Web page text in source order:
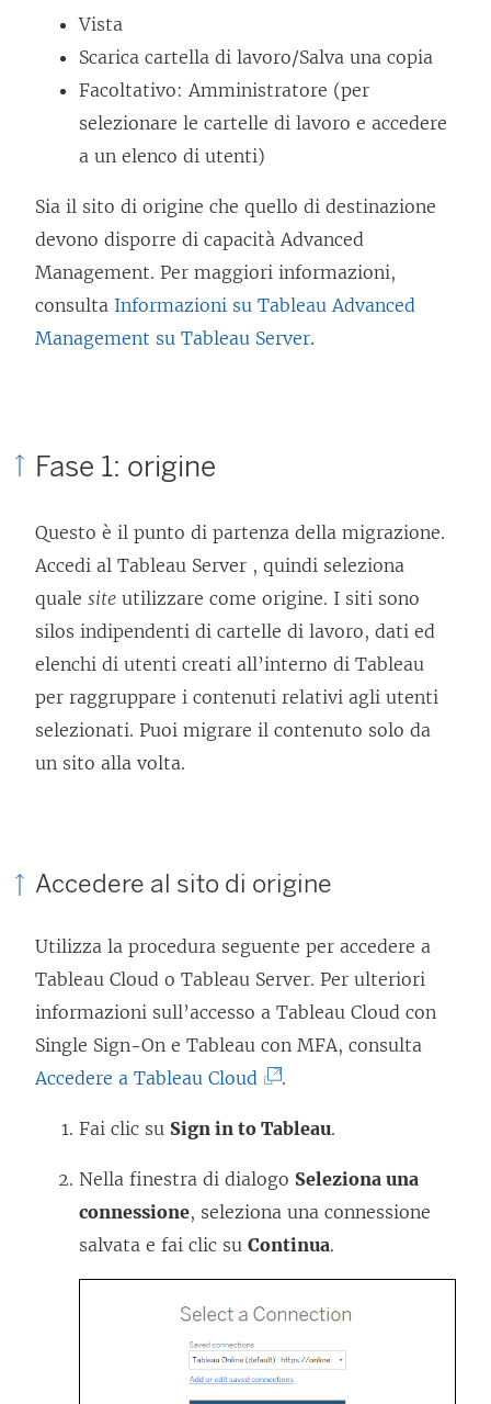
Vista
Scarica cartella di lavoro/Salva una copia
Facoltativo: Amministratore (per
selezionare le cartelle di lavoro e accedere
a un elenco di utenti)
Sia il sito di origine che quello di destinazione
devono disporre di capacità Advanced
Management. Per maggiori informazioni,
consulta Informazioni su Tableau Advanced
Management su Tableau Server.
Fase 1: origine
Questo è il punto di partenza della migrazione.
Accedi al Tableau Server , quindi seleziona
quale site utilizzare come origine. I siti sono
silos indipendenti di cartelle di lavoro, dati ed
elenchi di utenti creati all’interno di Tableau
per raggruppare i contenuti relativi agli utenti
selezionati. Puoi migrare il contenuto solo da
un sito alla volta.
Accedere al sito di origine
Utilizza la procedura seguente per accedere a
Tableau Cloud o Tableau Server. Per ulteriori
informazioni sull’accesso a Tableau Cloud con
Single Sign-On e Tableau con MFA, consulta
Accedere a Tableau Cloud
c
o
l
l
e
a
.
Fai clic su Sign in to Tableau.
Nella finestra di dialogo Seleziona una
connessione, seleziona una connessione
salvata e fai clic su Continua.